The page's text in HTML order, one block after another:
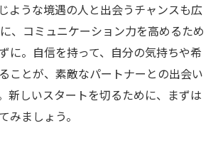
ような境遇の人と出会うチャンスも広
、コミュニケーション力を高めるため
に。自信を持って、自分の気持ちや希
ことが、素敵なパートナーとの出会い
新しいスタートを切るために、まずは
みましょう。